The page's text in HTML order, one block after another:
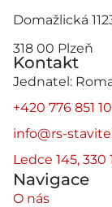
Domažlická
318 00 Plzeň
Kontakt
Jednatel:
+420 776 851
info@rs-
Ledce 145, 330
Navigace
O nás